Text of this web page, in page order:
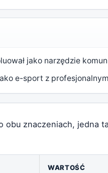
jako narzędzie
e-sport z
obu znaczeniach, jedna
WARTOŚĆ